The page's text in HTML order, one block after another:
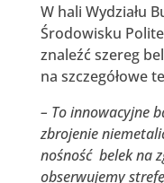
W hali Wydziału
Środowisku
znaleźć szereg
na szczegółowe
– To innowacyjne
zbrojenie
nośność belek na
obserwujemy